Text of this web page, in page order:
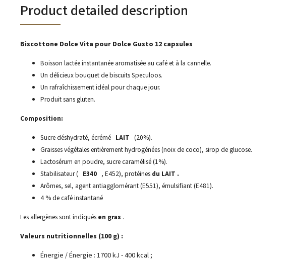
Product detailed description
Biscottone Dolce Vita pour Dolce Gusto 12 capsules
Boisson lactée instantanée aromatisée au café et à la cannelle.
Un délicieux bouquet de biscuits Speculoos.
Un rafraîchissement idéal pour chaque jour.
Produit sans gluten.
Composition:
Sucre déshydraté, écrémé LAIT (20%).
Graisses végétales entièrement hydrogénées (noix de coco), sirop de glucose.
Lactosérum en poudre, sucre caramélisé (1%).
Stabilisateur ( E340 , E452), protéines du LAIT .
Arômes, sel, agent antiagglomérant (E551), émulsifiant (E481).
4 % de café instantané
Les allergènes sont indiqués en gras .
Valeurs nutritionnelles (100 g) :
Énergie / Énergie : 1700 kJ - 400 kcal ;